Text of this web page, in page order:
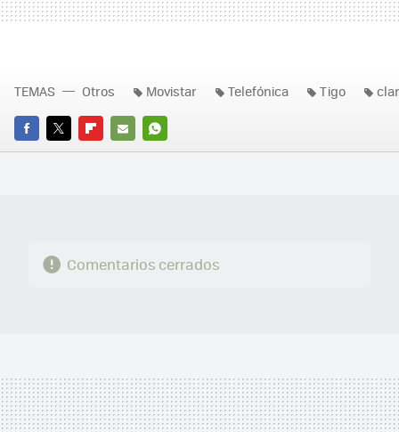
FACEBOOK
TWITTERFLIPBOARD
E-
WHATSAPP
TEMAS Otros Movistar Telefónica Tigo
Comentarios cerrados